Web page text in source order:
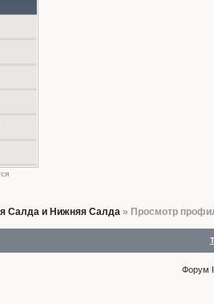
Салда и Нижняя Салда» Просмотр
Форум